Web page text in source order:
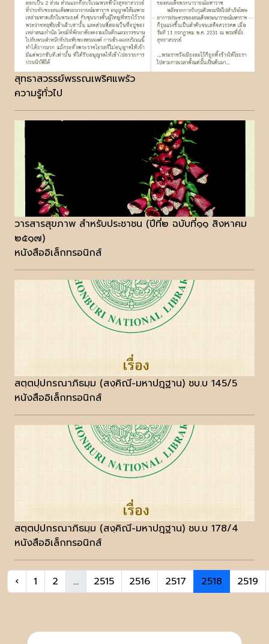
สุทธาสวรรย์พรรณเพริศแพร้ว
ความรู้ทั่วไป
วารสารสุขภาพ สำหรับประชาชน (ปีที่๒ ฉบับที่๑๑ สิงหาคม
๒๕๑๗)
หนังสืออิเล็กทรอนิกส์
สตฺตปฺปกรณาภิธมฺม (สงฺคิณี-มหาปฎฺฐาน) ชบ.บ 145/5
หนังสืออิเล็กทรอนิกส์
สตฺตปฺปกรณาภิธมฺม (สงฺคิณี-มหาปฎฺฐาน) ชบ.บ 178/4
หนังสืออิเล็กทรอนิกส์
‹ 1 2 ... 2515 2516 2517 2518 2519